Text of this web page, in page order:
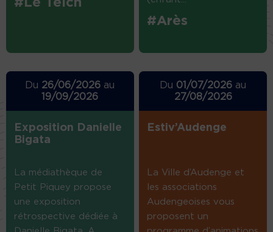
#Arès
Du 26/06/2026 au
19/09/2026
Exposition Danielle
Bigata
La médiathèque de
Petit Piquey propose
une exposition
rétrospective dédiée à
Du 01/07/2026 au
27/08/2026
Estiv’Audenge
La Ville d’Audenge et
les associations
Audengeoises vous
proposent un